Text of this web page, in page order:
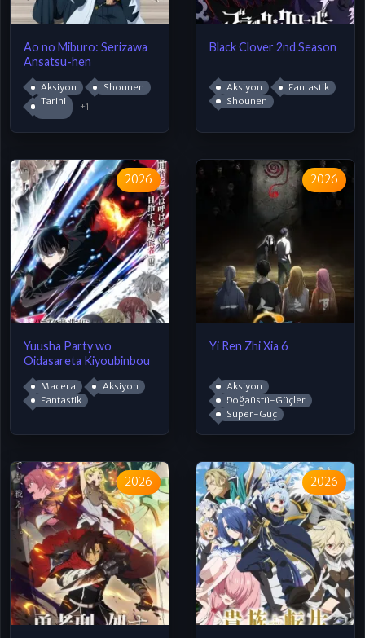
Ao no Miburo: Serizawa
Ansatsu-hen
Aksiyon
Shounen
Tarihi
+1
Black Clover 2nd Season
Aksiyon
Fantastik
Shounen
2026
Yuusha Party wo
Oidasareta Kiyoubinbou
Macera
Aksiyon
Fantastik
2026
Yi Ren Zhi Xia 6
Aksiyon
Doğaüstü-Güçler
Süper-Güç
2026 2026